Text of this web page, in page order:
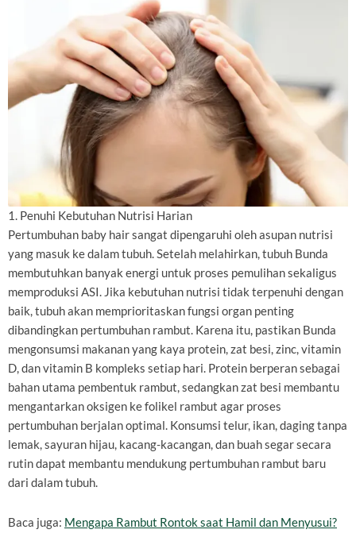
1. Penuhi Kebutuhan Nutrisi Harian
Pertumbuhan baby hair sangat dipengaruhi oleh asupan nutrisi
yang masuk ke dalam tubuh. Setelah melahirkan, tubuh Bunda
membutuhkan banyak energi untuk proses pemulihan sekaligus
memproduksi ASI. Jika kebutuhan nutrisi tidak terpenuhi dengan
baik, tubuh akan memprioritaskan fungsi organ penting
dibandingkan pertumbuhan rambut. Karena itu, pastikan Bunda
mengonsumsi makanan yang kaya protein, zat besi, zinc, vitamin
D, dan vitamin B kompleks setiap hari. Protein berperan sebagai
bahan utama pembentuk rambut, sedangkan zat besi membantu
mengantarkan oksigen ke folikel rambut agar proses
pertumbuhan berjalan optimal. Konsumsi telur, ikan, daging tanpa
lemak, sayuran hijau, kacang-kacangan, dan buah segar secara
rutin dapat membantu mendukung pertumbuhan rambut baru
dari dalam tubuh.
Baca juga: Mengapa Rambut Rontok saat Hamil dan Menyusui?